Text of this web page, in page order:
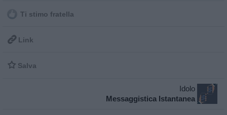
Ti stimo fratella
 Link
 Salva
Idolo
Messaggistica Istantanea